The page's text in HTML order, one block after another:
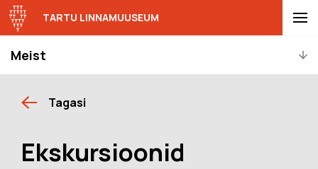
Meist
TARTU LINNAMUUSEUM
Tagasi
Ekskursioonid